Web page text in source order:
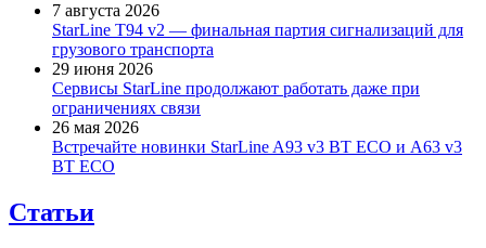
7 августа 2026
StarLine T94 v2 — финальная партия сигнализаций для
грузового транспорта
29 июня 2026
Сервисы StarLine продолжают работать даже при
ограничениях связи
26 мая 2026
Встречайте новинки StarLine A93 v3 BT ECO и A63 v3
BT ECO
Статьи